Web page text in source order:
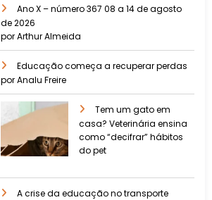
Ano X – número 367 08 a 14 de agosto
de 2026
por Arthur Almeida
Educação começa a recuperar perdas
por Analu Freire
Tem um gato em
casa? Veterinária ensina
como “decifrar” hábitos
do pet
A crise da educação no transporte